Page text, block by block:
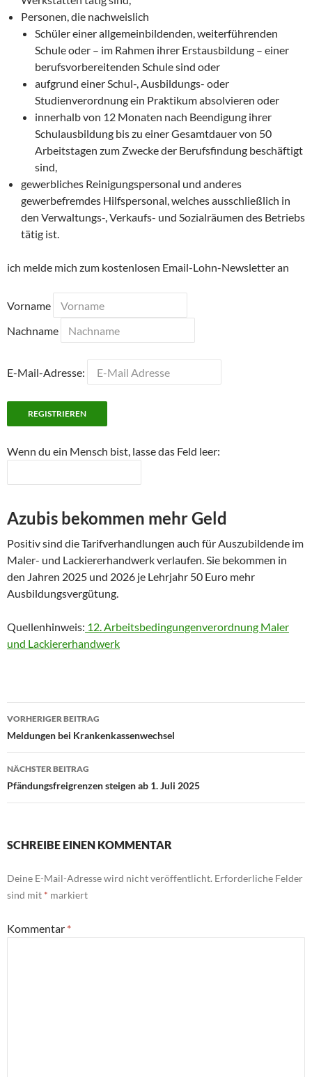
Personen, die nachweislich
Schüler einer allgemeinbildenden, weiterführenden
Schule oder – im Rahmen ihrer Erstausbildung – einer
berufsvorbereitenden Schule sind oder
aufgrund einer Schul-, Ausbildungs- oder
Studienverordnung ein Praktikum absolvieren oder
innerhalb von 12 Monaten nach Beendigung ihrer
Schulausbildung bis zu einer Gesamtdauer von 50
Arbeitstagen zum Zwecke der Berufsfindung beschäftigt
sind,
gewerbliches Reinigungspersonal und anderes
gewerbefremdes Hilfspersonal, welches ausschließlich in
den Verwaltungs-, Verkaufs- und Sozialräumen des Betriebs
tätig ist.
ich melde mich zum kostenlosen Email-Lohn-Newsletter an
Vorname
Nachname
E-Mail-Adresse:
Wenn du ein Mensch bist, lasse das Feld leer:
Azubis bekommen mehr Geld
Positiv sind die Tarifverhandlungen auch für Auszubildende im
Maler- und Lackiererhandwerk verlaufen. Sie bekommen in
den Jahren 2025 und 2026 je Lehrjahr 50 Euro mehr
Ausbildungsvergütung.
Quellenhinweis: 12. Arbeitsbedingungenverordnung Maler
und Lackiererhandwerk
Beitragsnavigation
VORHERIGER BEITRAG
Meldungen bei Krankenkassenwechsel
NÄCHSTER BEITRAG
Pfändungsfreigrenzen steigen ab 1. Juli 2025
SCHREIBE EINEN KOMMENTAR
Deine E-Mail-Adresse wird nicht veröffentlicht. Erforderliche Felder
sind mit * markiert
Kommentar *